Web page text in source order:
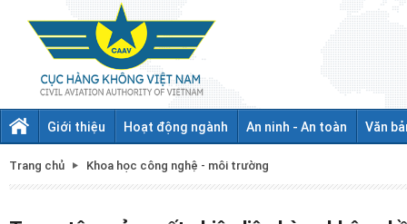
Giới thiệu Hoạt động ngành An ninh - An toàn Văn
Trang chủ Khoa học công nghệ - môi trường